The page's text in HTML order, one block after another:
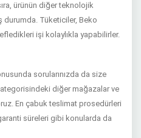
ürünün diğer teknolojik
durumda. Tüketiciler, Beko
işi kolaylıkla yapabilirler.
sorularınızda da size
diğer mağazalar ve
En çabuk teslimat prosedürleri
süreleri gibi konularda da